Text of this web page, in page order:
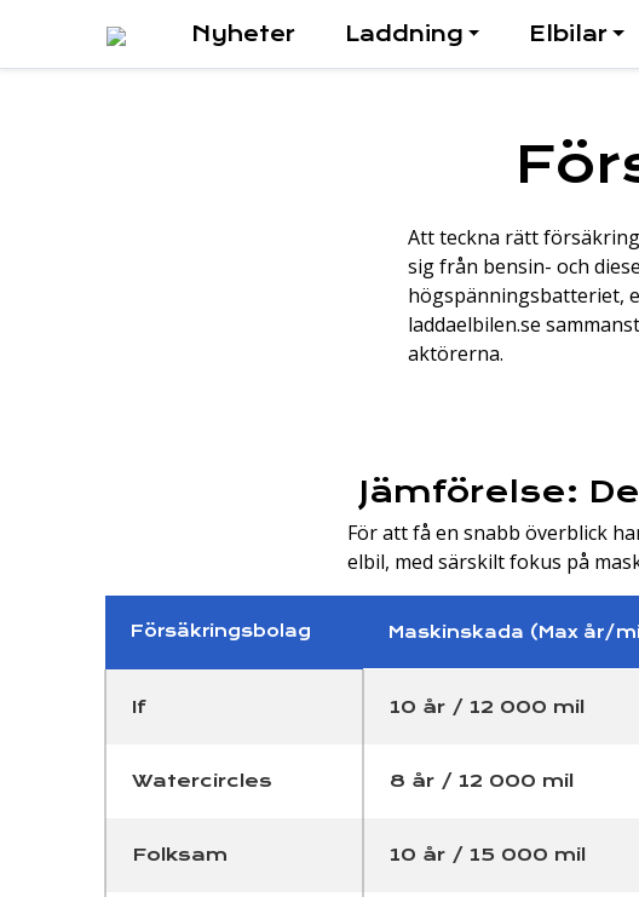
Nyheter Laddning Elbilar
Att teckna rätt
sig från bensin- och
högspänningsbatteriet,
laddaelbilen.se
aktörerna.
Jämförelse:
För att få en snabb överblick
elbil, med särskilt fokus på
Försäkringsbolag Maskinskada (Max år/
If 10 år / 12 000 mil
Watercircles 8 år / 12 000 mil
Folksam 10 år / 15 000 mil